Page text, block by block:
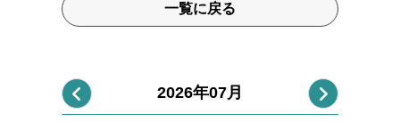
一覧に戻る
2026年07月